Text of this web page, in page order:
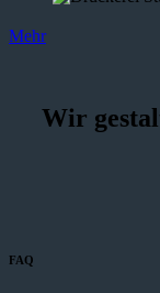
Mehr
Wir
FAQ